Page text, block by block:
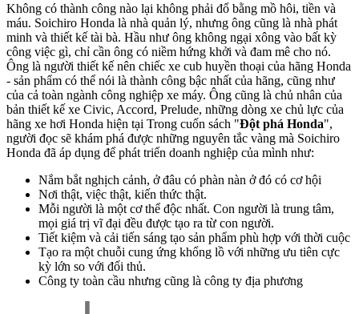
Không có thành công nào lại không phải đổ bằng mồ hôi, tiền và
máu. Soichiro Honda là nhà quản lý, nhưng ông cũng là nhà phát
minh và thiết kế tài bà. Hầu như ông không ngại xông vào bất kỳ
công việc gì, chỉ cần ông có niềm hứng khởi và đam mê cho nó.
Ông là người thiết kế nên chiếc xe cub huyền thoại của hãng Honda
- sản phẩm có thể nói là thành công bậc nhất của hãng, cũng như
của cả toàn ngành công nghiệp xe máy. Ông cũng là chủ nhân của
bản thiết kế xe Civic, Accord, Prelude, những dòng xe chủ lực của
hãng xe hơi Honda hiện tại Trong cuốn sách "Đột phá Honda",
người đọc sẽ khám phá được những nguyên tắc vàng mà Soichiro
Honda đã áp dụng để phát triển doanh nghiệp của mình như:
Nắm bắt nghịch cảnh, ở đâu có phàn nàn ở đó có cơ hội
Nơi thật, việc thật, kiến thức thật.
Mỗi người là một cơ thể độc nhất. Con người là trung tâm,
mọi giá trị vĩ đại đều được tạo ra từ con người.
Tiết kiệm và cải tiến sáng tạo sản phẩm phù hợp với thời cuộc
Tạo ra một chuỗi cung ứng khổng lồ với những ưu tiên cực
kỳ lớn so với đối thủ.
Công ty toàn cầu nhưng cũng là công ty địa phương